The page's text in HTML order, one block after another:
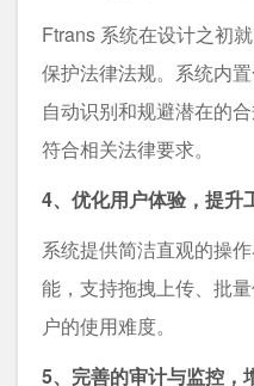
Ftrans 系统在设计之初
保护法律法规。系统内
自动识别和规避潜在的
符合相关法律要求。
4、优化用户体验，提升
系统提供简洁直观的操
能，支持拖拽上传、批
户的使用难度。
5、完善的审计与监控，